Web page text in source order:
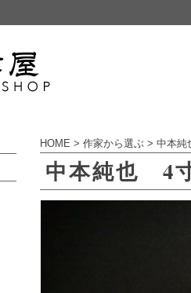
HOME > 作家から選ぶ > 中本純
中本純也 4